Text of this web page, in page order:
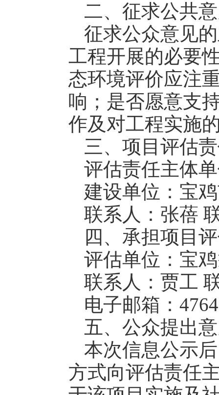
二、征求公共
征求公众意见
工程开展的必要
态环境评价应注
响；是否愿意支
作及对工程实施
三、项目评估
评估责任主体
建设单位：宝
联系人：张蓓
四、承担项目
评估单位：宝
联系人：贾工
电子邮箱：
五、公众提出
本次信息公示
方式向评估责任